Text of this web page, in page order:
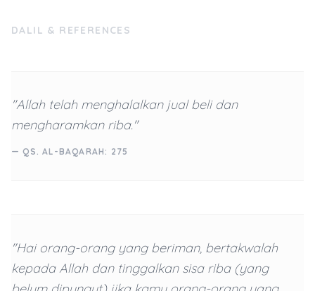
DALIL & REFERENCES
"Allah telah menghalalkan jual beli dan
mengharamkan riba."
— QS. AL-BAQARAH: 275
"Hai orang-orang yang beriman, bertakwalah
kepada Allah dan tinggalkan sisa riba (yang